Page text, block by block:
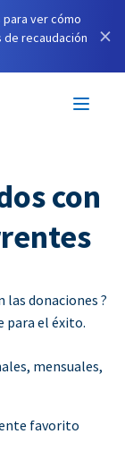
para ver cómo
recaudación
×
con
las donaciones ?
para el éxito.
mensuales,
favorito